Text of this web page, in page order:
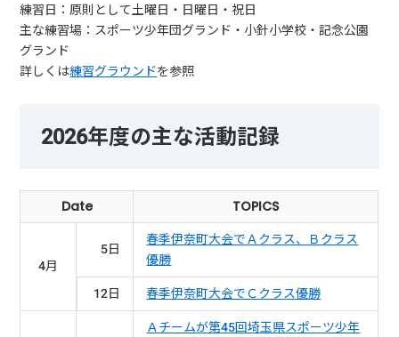
練習日：原則として土曜日・日曜日・祝日
主な練習場：スポーツ少年団グランド・小針小学校・記念公園
グランド
詳しくは練習グラウンドを参照
2026年度の主な活動記録
Date TOPICS
4月
5日
春季伊奈町大会でＡクラス、Ｂクラス
優勝
12日
春季伊奈町大会でＣクラス優勝
Ａチームが第45回埼玉県スポーツ少年